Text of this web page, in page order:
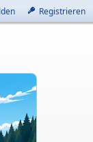
Registrieren